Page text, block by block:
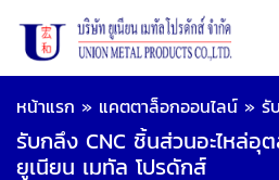
หน้าแรก » แคตตาล็อกออนไลน์ » รั
รับกลึง CNC ชิ้นส่วนอะไหล่อุ
ยูเนียน เมทัล โปรดักส์